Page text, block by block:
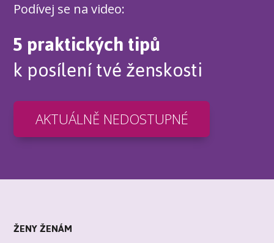
Podívej se na video:
5 praktických tipů
k posílení tvé ženskosti
AKTUÁLNĚ NEDOSTUPNÉ
ŽENY ŽENÁM